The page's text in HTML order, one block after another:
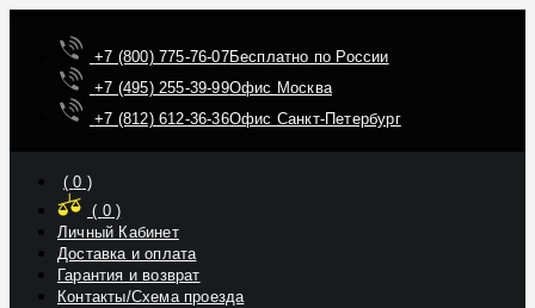
+7 (800) 775-76-07Бесплатно по России
+7 (495) 255-39-99Офис Москва
+7 (812) 612-36-36Офис Санкт-Петербург
(0 )
( 0)
Личный Кабинет
Доставка и оплата
Гарантия и возврат
Контакты/Схема проезда